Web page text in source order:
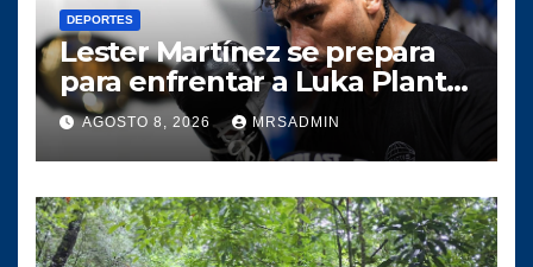
DEPORTES
Lester Martínez se prepara
para enfrentar a Luka Plantić
y defender el título mundial
interino para Guatemala
AGOSTO 8, 2026 MRSADMIN